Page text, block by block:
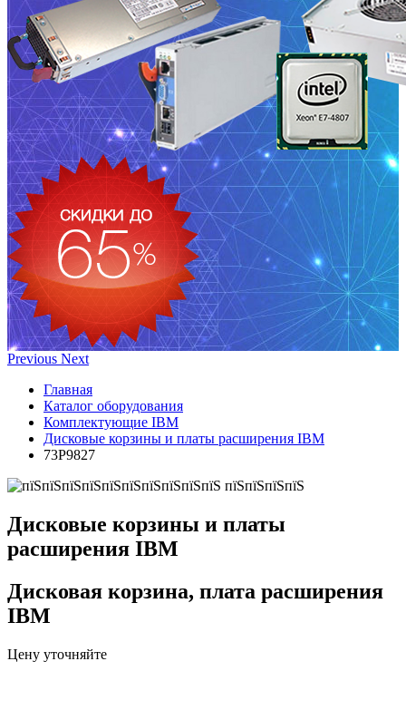
Previous Next
Главная
Каталог оборудования
Комплектующие IBM
Дисковые корзины и платы расширения IBM
73P9827
Дисковые корзины и платы
расширения IBM
Дисковая корзина, плата расширения
IBM
Цену уточняйте